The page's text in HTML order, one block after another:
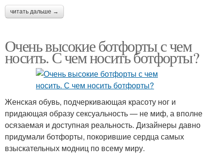
читать дальше →
Очень высокие ботфорты с чем
носить. С чем носить ботфорты?
Женская обувь, подчеркивающая красоту ног и
придающая образу сексуальность — не миф, а вполне
осязаемая и доступная реальность. Дизайнеры давно
придумали ботфорты, покорившие сердца самых
взыскательных модниц по всему миру.